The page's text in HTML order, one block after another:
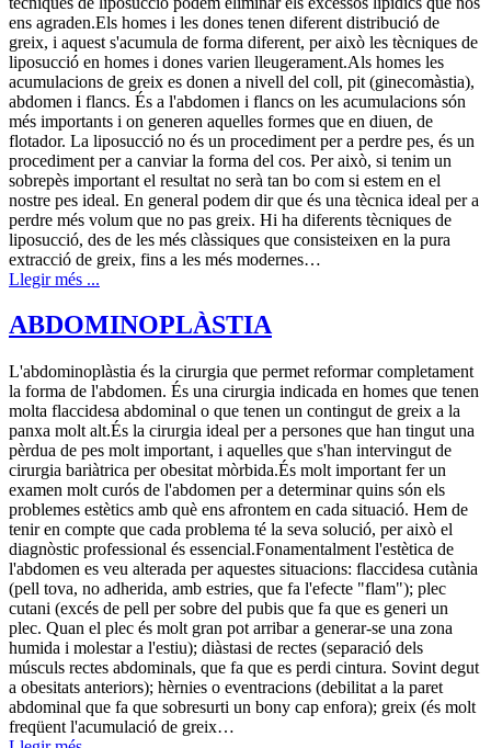
ens agraden.Els homes i les dones tenen diferent distribució de
greix, i aquest s'acumula de forma diferent, per això les tècniques de
liposucció en homes i dones varien lleugerament.Als homes les
acumulacions de greix es donen a nivell del coll, pit (ginecomàstia),
abdomen i flancs. És a l'abdomen i flancs on les acumulacions són
més importants i on generen aquelles formes que en diuen, de
flotador. La liposucció no és un procediment per a perdre pes, és un
procediment per a canviar la forma del cos. Per això, si tenim un
sobrepès important el resultat no serà tan bo com si estem en el
nostre pes ideal. En general podem dir que és una tècnica ideal per a
perdre més volum que no pas greix. Hi ha diferents tècniques de
liposucció, des de les més clàssiques que consisteixen en la pura
extracció de greix, fins a les més modernes…
Llegir més ...
ABDOMINOPLÀSTIA
L'abdominoplàstia és la cirurgia que permet reformar completament
la forma de l'abdomen. És una cirurgia indicada en homes que tenen
molta flaccidesa abdominal o que tenen un contingut de greix a la
panxa molt alt.És la cirurgia ideal per a persones que han tingut una
pèrdua de pes molt important, i aquelles que s'han intervingut de
cirurgia bariàtrica per obesitat mòrbida.És molt important fer un
examen molt curós de l'abdomen per a determinar quins són els
problemes estètics amb què ens afrontem en cada situació. Hem de
tenir en compte que cada problema té la seva solució, per això el
diagnòstic professional és essencial.Fonamentalment l'estètica de
l'abdomen es veu alterada per aquestes situacions: flaccidesa cutània
(pell tova, no adherida, amb estries, que fa l'efecte "flam"); plec
cutani (excés de pell per sobre del pubis que fa que es generi un
plec. Quan el plec és molt gran pot arribar a generar-se una zona
humida i molestar a l'estiu); diàstasi de rectes (separació dels
músculs rectes abdominals, que fa que es perdi cintura. Sovint degut
a obesitats anteriors); hèrnies o eventracions (debilitat a la paret
abdominal que fa que sobresurti un bony cap enfora); greix (és molt
freqüent l'acumulació de greix…